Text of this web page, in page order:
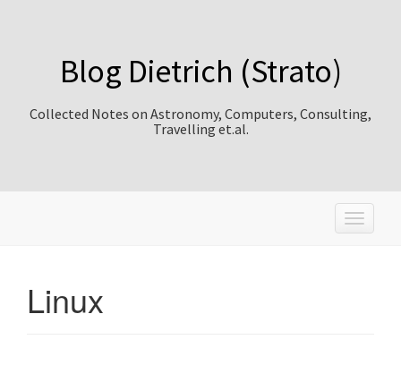
Blog Dietrich (Strato)
Collected Notes on Astronomy, Computers, Consulting,
Travelling et.al.
T
o
Linux